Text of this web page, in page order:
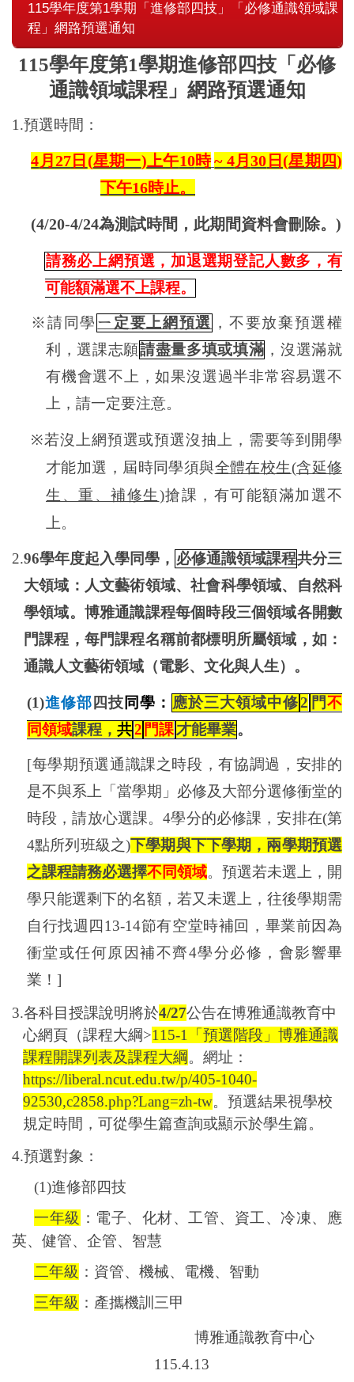
115學年度第1學期「進修部四技」「必修通識領域課
程」網路預選通知
115學年度第1學期進修部四技「必修
通識領域課程」網路預選通知
1.預選時間：
4 月 27日 (星期一)上午10時~ 4月30 日 (星期四)
下午16時止。
(4/20-4/24為測試時間，此期間資料會刪除。)
請務必上網預選，加退選期登記人數多，有
可能額滿選不上課程。
※請同學 ㄧ定要上網預選 ，不要放棄預選權
利，選課志願請盡量多填或填滿 ，沒選滿就
有機會選不上，如果沒選過半非常容易選不
上，請一定要注意。
※若沒上網預選或預選沒抽上，需要等到開學
才能加選，屆時同學須與全體在校生(含延修
生、重、補修生)搶課，有可能額滿加選不
上。
2.96學年度起入學同學， 必修通識領域課程共分三
大領域：人文藝術領域、社會科學領域、自然科
學領域。博雅通識課程每個時段三個領域各開數
門課程，每門課程名稱前都標明所屬領域，如：
通識人文藝術領域（電影、文化與人生）。
(1)進修部 四技 同學： 應於三大領域中修2 門不
同領域課程， 共2 門課才能畢業。
[每學期預選通識課之時段，有協調過，安排的
是不與系上「當學期」必修及大部分選修衝堂的
時段，請放心選課。4學分的必修課，安排在(第
4點所列班級之)下學期與下下學期，兩學期預選
之課程請務必選擇不同領域。預選若未選上，開
學只能選剩下的名額，若又未選上，往後學期需
自行找週四 13-14節有空堂時補回，畢業前因為
衝堂或任何原因補不齊4學分必修，會影響畢
業！ ]
3.各科目授課說明將於4/27公告在博雅通識教育中
心網頁（課程大綱>115-1 「預選階段」博雅通識
課程開課列表及課程大綱。網址：
https://liberal.ncut.edu.tw/p/405-1040-
92530,c2858.php?Lang=zh-tw。預選結果視學校
規定時間，可從學生篇查詢或顯示於學生篇。
4.預選對象：
(1)進修部四技
一年級 ：電子、化材、工管、資工、冷凍、應
英、健管、企管、智慧
二年級 ：資管、機械、電機、智動
三年級 ：產攜機訓三甲
博雅通識教育中心
115.4.13